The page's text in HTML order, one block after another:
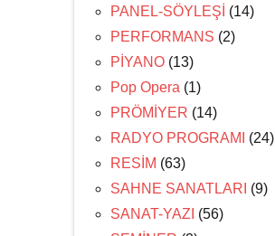
PANEL-SÖYLEŞİ (14)
PERFORMANS (2)
PİYANO (13)
Pop Opera (1)
PRÖMİYER (14)
RADYO PROGRAMI
(24)
RESİM (63)
SAHNE SANATLARI (9)
SANAT-YAZI (56)